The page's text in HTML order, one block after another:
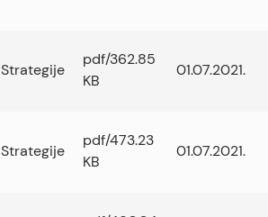
Strategije
pdf/362.85
KB
01.07.2021.
Strategije
pdf/473.23
KB
01.07.2021.